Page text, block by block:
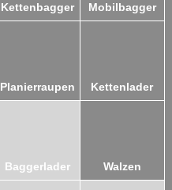
Kettenbagger Mobilbagger
Planierraupen Kettenlader
Baggerlader Walzen